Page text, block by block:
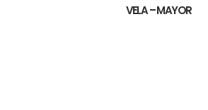
VELA – MAYOR